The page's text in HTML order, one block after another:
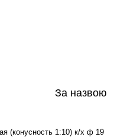
За назвою
(конусность 1:10) к/х ф 19